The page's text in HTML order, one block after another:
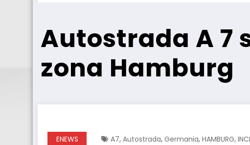
Autostrada A 7
zona Hamburg
ENEWS A7, Autostrada, Germania, HAMBURG,